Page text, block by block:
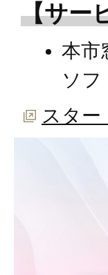
【サー
本市
ソフ
スタ